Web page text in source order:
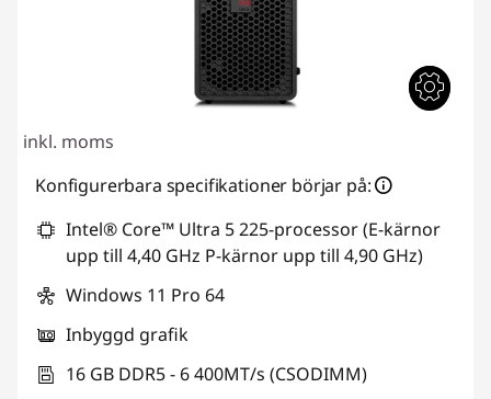
inkl. moms
Konfigurerbara specifikationer börjar på:
Intel® Core™ Ultra 5 225-processor (E-kärnor
upp till 4,40 GHz P-kärnor upp till 4,90 GHz)
Windows 11 Pro 64
Inbyggd grafik
16 GB DDR5 - 6 400MT/s (CSODIMM)